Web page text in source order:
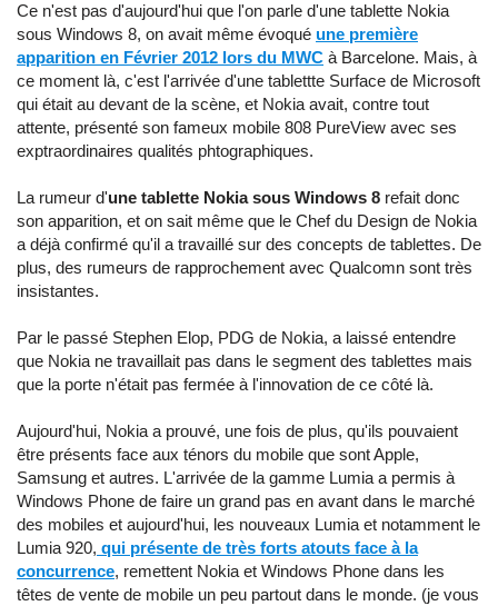
Ce n'est pas d'aujourd'hui que l'on parle d'une tablette Nokia
sous Windows 8, on avait même évoqué une première
apparition en Février 2012 lors du MWC à Barcelone. Mais, à
ce moment là, c'est l'arrivée d'une tablettte Surface de Microsoft
qui était au devant de la scène, et Nokia avait, contre tout
attente, présenté son fameux mobile 808 PureView avec ses
exptraordinaires qualités phtographiques.
La rumeur d'une tablette Nokia sous Windows 8 refait donc
son apparition, et on sait même que le Chef du Design de Nokia
a déjà confirmé qu'il a travaillé sur des concepts de tablettes. De
plus, des rumeurs de rapprochement avec Qualcomn sont très
insistantes.
Par le passé Stephen Elop, PDG de Nokia, a laissé entendre
que Nokia ne travaillait pas dans le segment des tablettes mais
que la porte n'était pas fermée à l'innovation de ce côté là.
Aujourd'hui, Nokia a prouvé, une fois de plus, qu'ils pouvaient
être présents face aux ténors du mobile que sont Apple,
Samsung et autres. L'arrivée de la gamme Lumia a permis à
Windows Phone de faire un grand pas en avant dans le marché
des mobiles et aujourd'hui, les nouveaux Lumia et notamment le
Lumia 920, qui présente de très forts atouts face à la
concurrence, remettent Nokia et Windows Phone dans les
têtes de vente de mobile un peu partout dans le monde. (je vous